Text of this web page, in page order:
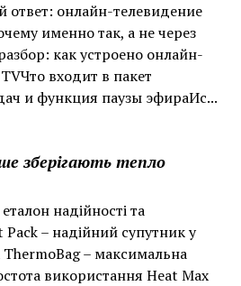
онлайн-телевидение
именно так, а не через
как устроено онлайн-
входит в пакет
и функция паузы эфираИс...
зберігають тепло
надійності та
– надійний супутник у
– максимальна
використання Heat Max